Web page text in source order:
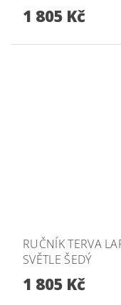
1 805 Kč
RUČNÍK TERVA
SVĚTLE ŠEDÝ
1 805 Kč